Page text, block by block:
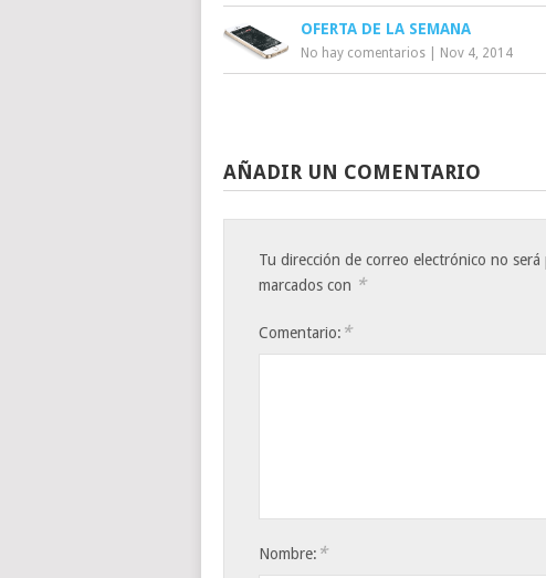
OFERTA DE LA SEMANA
No hay comentarios Nov 4, 2014
AÑADIR UN COMENTARIO
Tu dirección de correo electrónico no será
marcados con *
Comentario: *
Nombre: *